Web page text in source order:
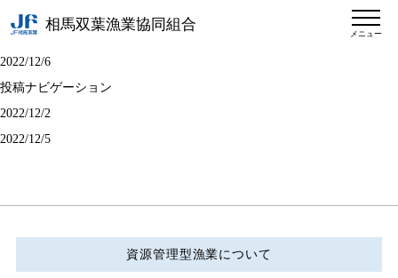
相馬双葉漁業協同組合
メニュー
2022/12/6
投稿ナビゲーション
2022/12/2
2022/12/5
資源管理型漁業について